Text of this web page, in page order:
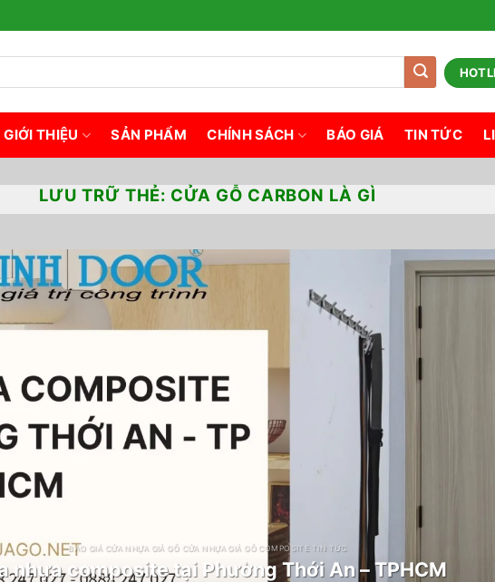
GIỚI THIỆU SẢN PHẨM CHÍNH SÁCH BÁO GIÁ TIN TỨC
LƯU TRỮ THẺ: CỬA GỖ CARBON LÀ GÌ
BÁO GIÁ CỬA NHỰA GIẢ GỖ CỬA NHỰA GIẢ GỖ COMPOSITE TIN TỨC
nhựa composite tại Phường Thới An – TPHCM